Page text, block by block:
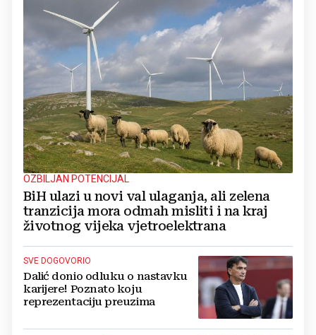
OZBILJAN POTENCIJAL
BiH ulazi u novi val ulaganja, ali zelena
tranzicija mora odmah misliti i na kraj
životnog vijeka vjetroelektrana
SVE DOGOVORIO
Dalić donio odluku o nastavku
karijere! Poznato koju
reprezentaciju preuzima